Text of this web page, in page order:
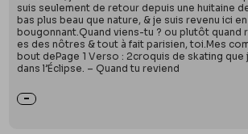
suis seulement de retour depuis une huitaine
bas plus beau que nature, & je suis revenu ici en
bougonnant.Quand viens-tu ? ou plutôt quand
es des nôtres & tout à fait parisien, toi.Mes
bout dePage 1 Verso : 2croquis de skating que
dans l’Éclipse. – Quand tu reviend